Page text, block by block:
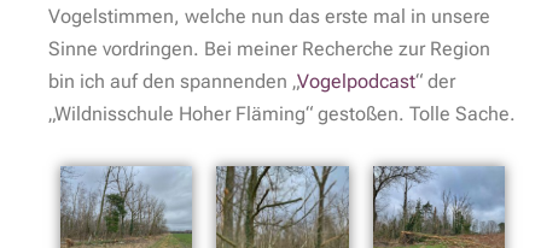
Vogelstimmen, welche nun das erste mal in unsere
Sinne vordringen. Bei meiner Recherche zur Region
bin ich auf den spannenden „Vogelpodcast“ der
„Wildnisschule Hoher Fläming“ gestoßen. Tolle Sache.